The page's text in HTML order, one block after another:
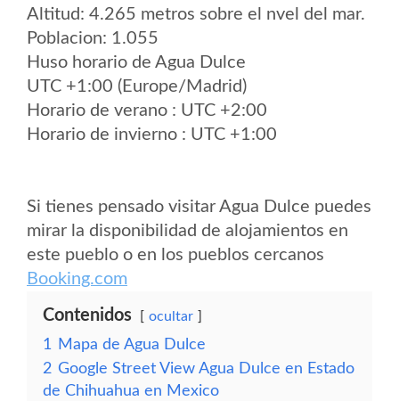
Altitud: 4.265 metros sobre el nvel del mar.
Poblacion: 1.055
Huso horario de Agua Dulce
UTC +1:00 (Europe/Madrid)
Horario de verano : UTC +2:00
Horario de invierno : UTC +1:00
Si tienes pensado visitar Agua Dulce puedes
mirar la disponibilidad de alojamientos en
este pueblo o en los pueblos cercanos
Booking.com
Contenidos ocultar
1
Mapa de Agua Dulce
2 Google Street View Agua Dulce en Estado
de Chihuahua en Mexico